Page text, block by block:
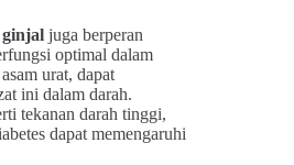
ginjal juga berperan
optimal dalam
urat, dapat
ini dalam darah.
tekanan darah tinggi,
dapat memengaruhi